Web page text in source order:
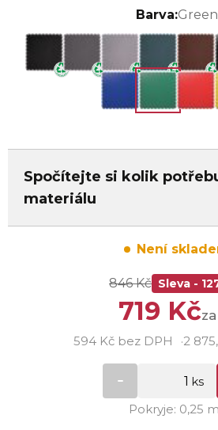
Barva:Green
Spočítejte si kolik
materiálu
Není
846 Kč Sleva -
719 Kč
594 Kč bez DPH 2
Pokryje: 0,25 m